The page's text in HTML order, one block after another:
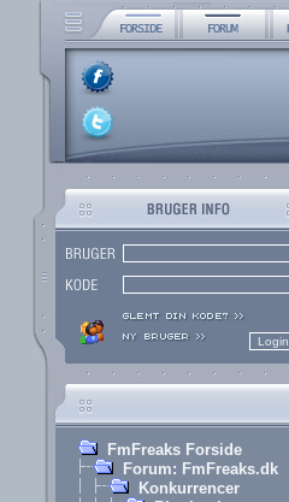
FmFreaks Forside
Forum: FmFreaks.dk
Konkurrencer